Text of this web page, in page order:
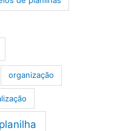
organização
planilha